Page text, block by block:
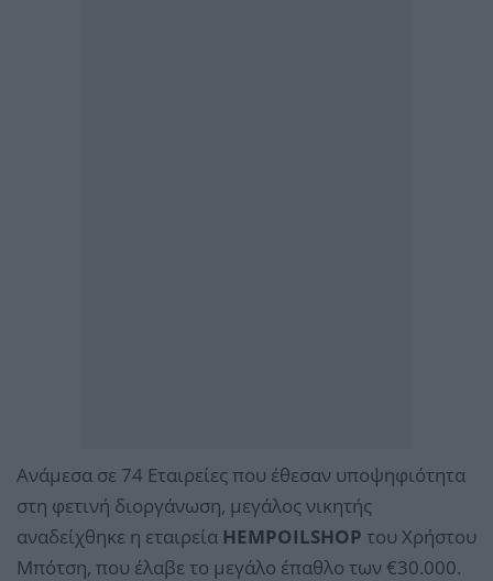
Ανάμεσα σε 74 Εταιρείες που έθεσαν υποψηφιότητα
στη φετινή διοργάνωση, μεγάλος νικητής
αναδείχθηκε η εταιρεία HEMPOILSHOP του Χρήστου
Μπότση, που έλαβε το μεγάλο έπαθλο των €30.000.